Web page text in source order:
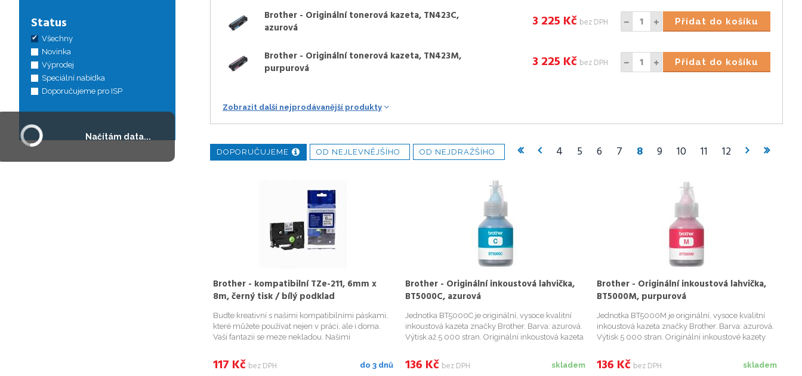
Brother - Originální tonerová kazeta, TN423C,
azurová
Přidat do košíku
3 225 Kč bez DPH
Brother - Originální tonerová kazeta, TN423M,
purpurová
Přidat do košíku
3 225 Kč bez DPH
Zobrazit další nejprodávanější produkty
DOPORUČUJEME OD NEJLEVNĚJŠÍHO OD NEJDRAŽŠÍHO 4 5 6 7 8 9 10 11 12
Brother - kompatibilní TZe-211, 6mm x
8m, černý tisk / bílý podklad
Buďte kreativní s našimi kompatibilními páskami,
které můžete používat nejen v práci, ale i doma.
Vaší fantazii se meze nekladou. Našimi
například Vaše kořenky v kuchyni, květináče či
bylinky na zahrádce, krabi...
do 3 dnů
117 Kč bez DPH
Brother - Originální inkoustová lahvička,
BT5000C, azurová
Jednotka BT5000C je originální, vysoce kvalitní
inkoustová kazeta značky Brother. Barva: azurová.
Výtisk až 5 000 stran. Originální inkoustová kazeta
kvalitě. Používáním originálních inkoustových
kazet šetřít...
skladem
136 Kč bez DPH
Brother - Originální inkoustová lahvička,
BT5000M, purpurová
Jednotka BT5000M je originální, vysoce kvalitní
inkoustová kazeta značky Brother. Barva: azurová.
Výtisk 5 000 stran. Originální inkoustové kazety
kvalitě. Používáním originálních inkoustových
kazet šetříte ...
skladem
136 Kč bez DPH
Status
Všechny
Novinka
Výprodej
Speciální nabídka
Doporučujeme pro ISP
Načítám data...